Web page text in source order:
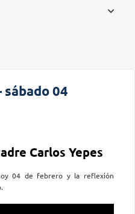
sábado 04
Carlos Yepes
04 de febrero y la reflexión